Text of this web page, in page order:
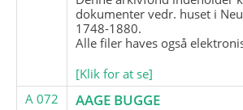
dokumenter vedr. huset i
1748-1880.
Alle filer haves også
[Klik for at se]
A 072
AAGE BUGGE